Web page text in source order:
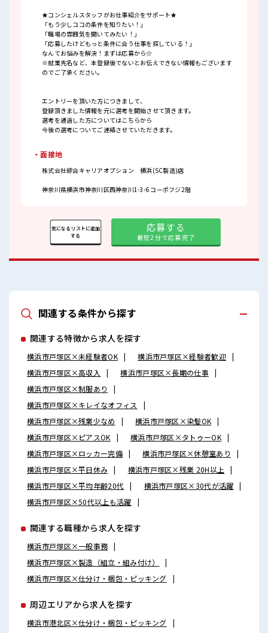
★コンシェルスタッフがお仕事紹介をサポート★
「もう少しココの条件を知りたい！」
「職場の雰囲気を聞いてみたい！」
「応募したけどもっと条件に合う仕事を探している！」
なんてお悩みを解決！まずは応募から☆
※就業先名など、本登録後でないとお伝えできない情報もございます
のでご了承ください。
エントリーを頂いた方につきまして、
登録頂きました情報を元に選考を開始させて頂きます。
選考を通過した方についてはこちらから
今後の選考についてご連絡させていただきます。
・面接地
株式会社綜合キャリアオプション 横浜(SC製造)店
神奈川県横浜市神奈川区西神奈川1-3-6 コーポフジ2階
応募する
最短2分で応募完了
気になるリストに追加
する
関連する条件から探す
関連する特徴から求人を探す
横浜市戸塚区×未経験者OK
横浜市戸塚区×経験者歓迎
横浜市戸塚区×高収入
横浜市戸塚区×長期の仕事
横浜市戸塚区×制服あり
横浜市戸塚区×キレイなオフィス
横浜市戸塚区×残業少なめ
横浜市戸塚区×染髪OK
横浜市戸塚区×ピアスOK
横浜市戸塚区×タトゥーOK
横浜市戸塚区×ロッカー完備
横浜市戸塚区×休憩室あり
横浜市戸塚区×平日休み
横浜市戸塚区×残業 20H以上
横浜市戸塚区×平均年齢20代
横浜市戸塚区×30代が活躍
横浜市戸塚区×50代以上も活躍
関連する職種から求人を探す
横浜市戸塚区×一般事務
横浜市戸塚区×製造（組立・組み付け）
横浜市戸塚区×仕分け・梱包・ピッキング
周辺エリアから求人を探す
横浜市港北区×仕分け・梱包・ピッキング